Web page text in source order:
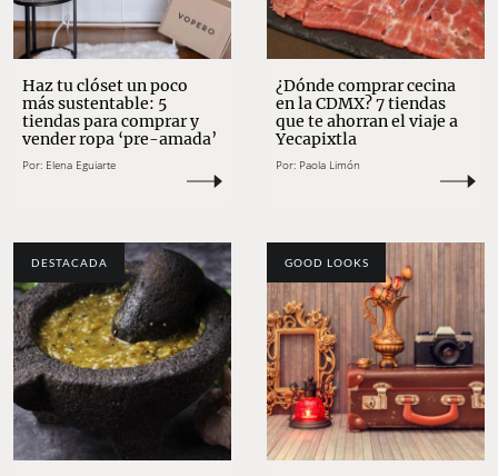
Haz tu clóset un poco
más sustentable: 5
tiendas para comprar y
vender ropa ‘pre-amada’
Por: Elena Eguiarte
¿Dónde comprar cecina
en la CDMX? 7 tiendas
que te ahorran el viaje a
Yecapixtla
Por: Paola Limón
DESTACADA GOOD LOOKS